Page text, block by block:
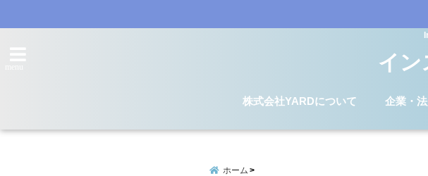
イン
株式会社YARDについて 企業・
ホーム